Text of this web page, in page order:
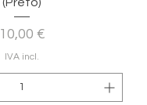
(Preto)
Preço
10,00 €
IVA incl.